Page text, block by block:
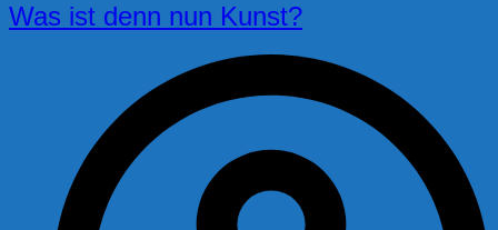
Was ist denn nun Kunst?